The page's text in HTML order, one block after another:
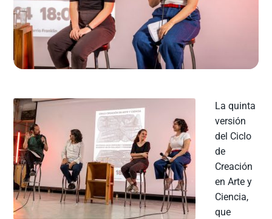
La quinta
versión
del Ciclo
de
Creación
en Arte y
Ciencia,
que